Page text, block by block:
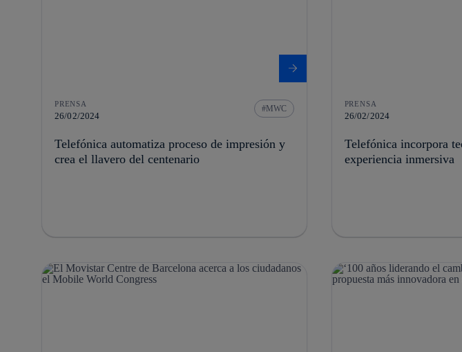
PRENSA
26/02/2024
MWC
Telefónica automatiza proceso de impresión y
crea el llavero del centenario
PRENSA
26/02/2024
Telefónica incorpora
experiencia inmersiva